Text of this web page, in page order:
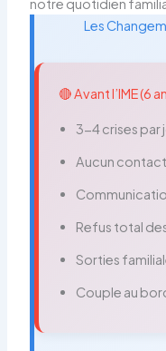
Les
🔴 Avant l’IME (6
3-4 crises par
Aucun
Refus total
Sorties
Couple au